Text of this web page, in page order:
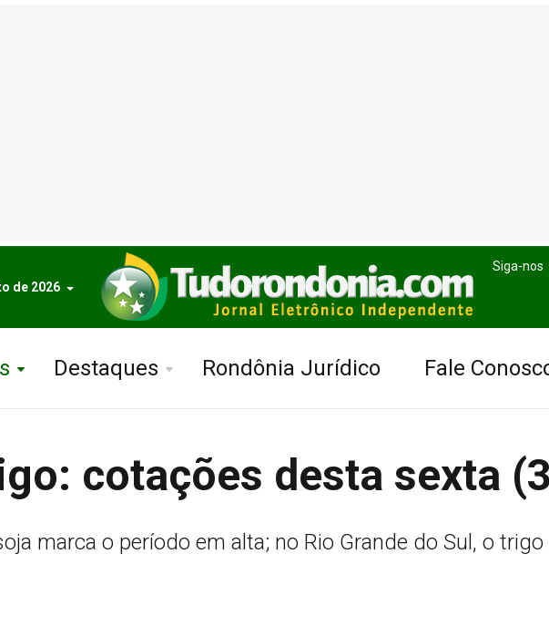
de 2026
Siga-nos
Destaques Rondônia Jurídico Fale
cotações desta sexta
marca o período em alta; no Rio Grande do Sul, o trigo